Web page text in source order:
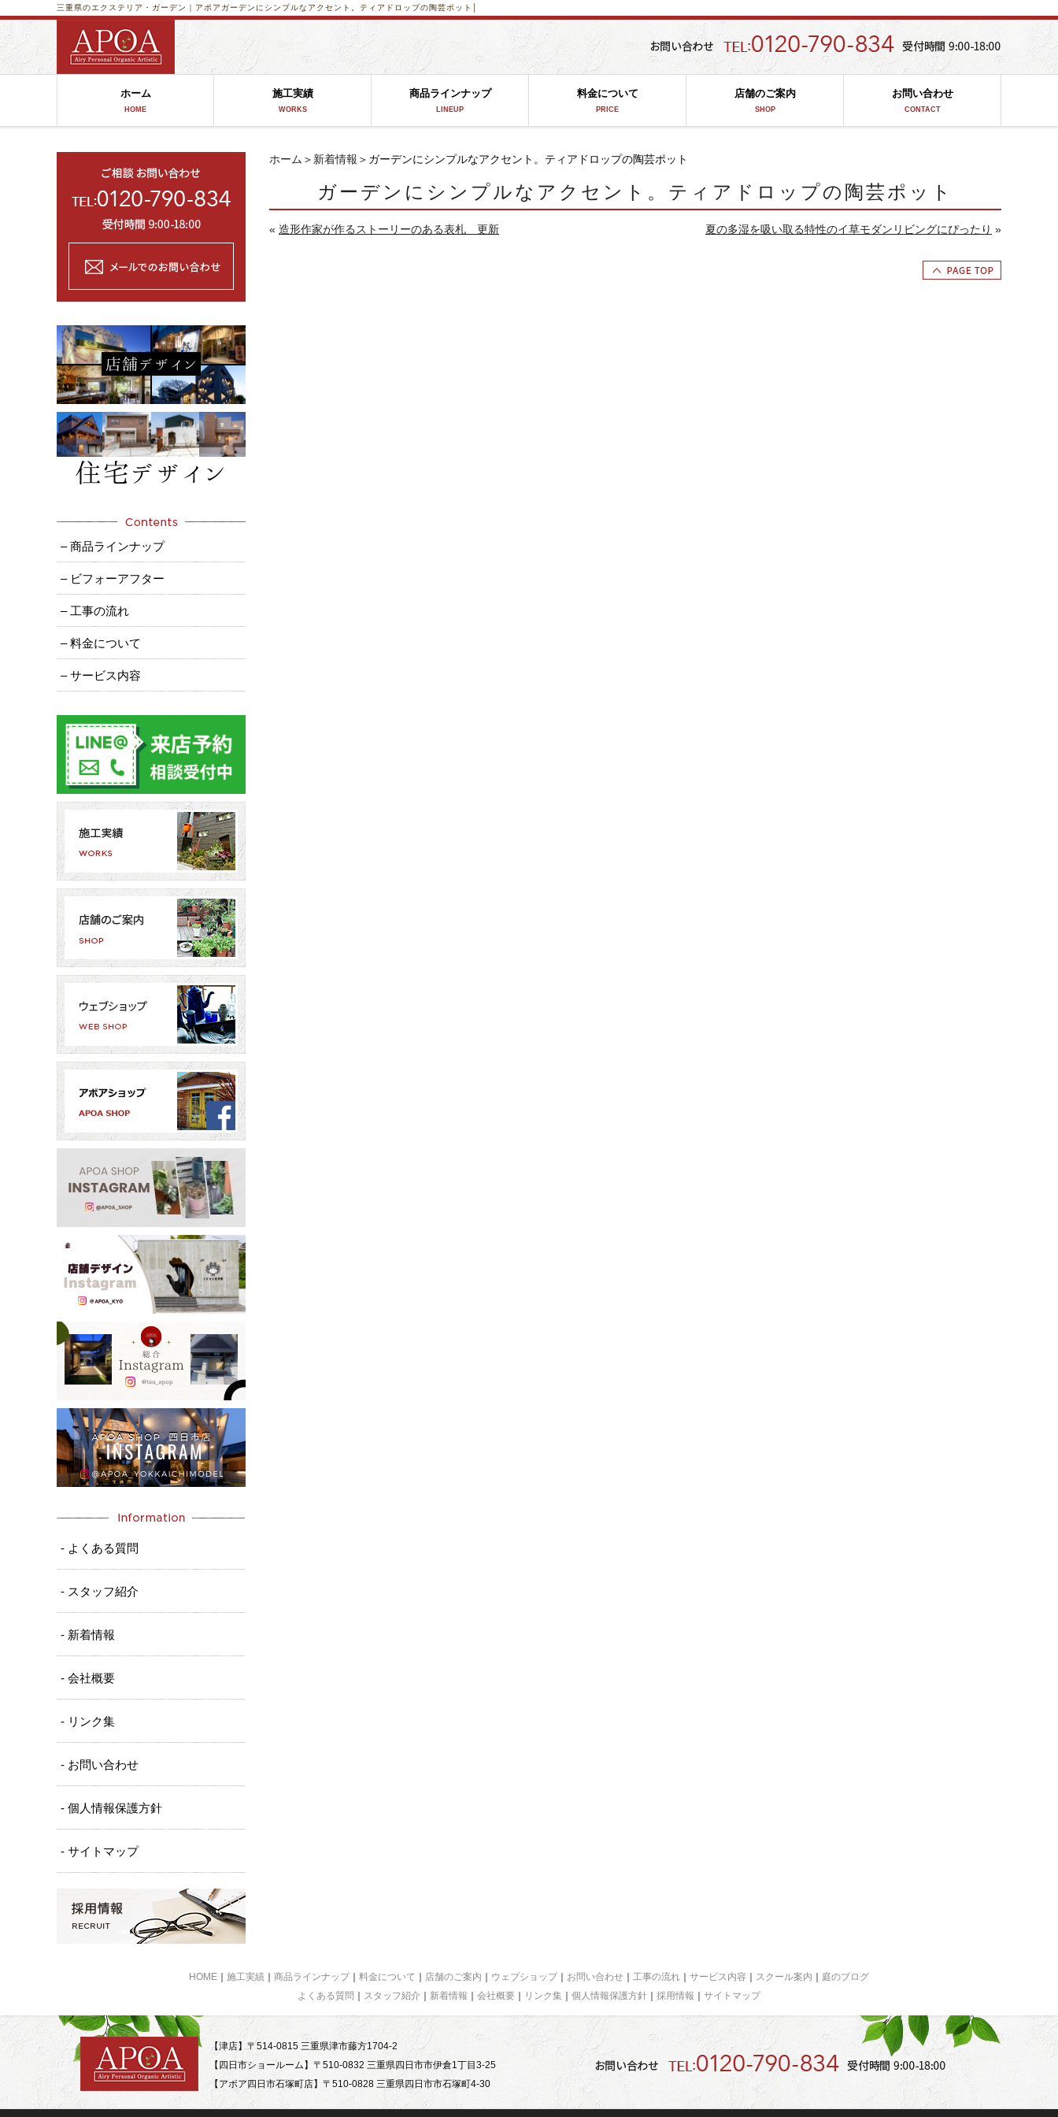
ガーデンにシンプルなアクセント。ティアドロップの陶芸ポット│
三重県のエクステリア・ガーデン｜アポア
ホーム
HOME
施工実績
WORKS
商品ラインナップ
LINEUP
料金について
PRICE
店舗のご案内
SHOP
お問い合わせ
CONTACT
ホーム ＞ 新着情報 ＞ガーデンにシンプルなアクセント。ティアドロップの陶芸ポット
ガーデンにシンプルなアクセント。ティアドロップの陶芸ポット
« 造形作家が作るストーリーのある表札 更新 夏の多湿を吸い取る特性のイ草モダンリビングにぴったり »
– 商品ラインナップ
– ビフォーアフター
– 工事の流れ
– 料金について
– サービス内容
- よくある質問
- スタッフ紹介
- 新着情報
- 会社概要
- リンク集
- お問い合わせ
- 個人情報保護方針
- サイトマップ
HOME 施工実績 商品ラインナップ 料金について 店舗のご案内 ウェブショップ お問い合わせ 工事の流れ サービス内容 スクール案内
庭のブログ
よくある質問
スタッフ紹介 新着情報 会社概要 リンク集 個人情報保護方針 採用情報 サイトマップ
【津店】〒514-0815 三重県津市藤方1704-2
【四日市ショールーム】〒510-0832 三重県四日市市伊倉1丁目3-25
【アポア四日市石塚町店】〒510-0828 三重県四日市市石塚町4-30